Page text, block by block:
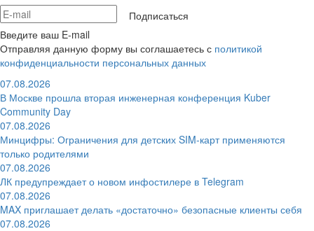
Подписаться
Введите ваш E-mail
Отправляя данную форму вы соглашаетесь с политикой
конфиденциальности персональных данных
07.08.2026
В Москве прошла вторая инженерная конференция Kuber
Community Day
07.08.2026
Минцифры: Ограничения для детских SIM-карт применяются
только родителями
07.08.2026
ЛК предупреждает о новом инфостилере в Telegram
07.08.2026
MAX приглашает делать «достаточно» безопасные клиенты себя
07.08.2026